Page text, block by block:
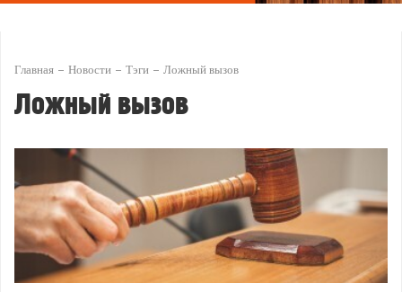
Главная Новости Тэги Ложный вызов
Ложный вызов